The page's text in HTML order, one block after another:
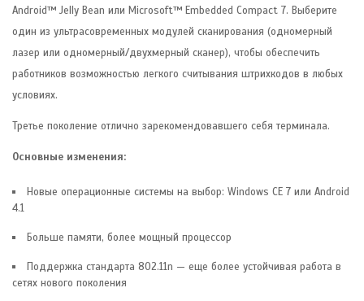
Android™ Jelly Bean или Microsoft™ Embedded Compact 7. Выберите
один из ультрасовременных модулей сканирования (одномерный
лазер или одномерный/двухмерный сканер), чтобы обеспечить
работников возможностью легкого считывания штрихкодов в любых
условиях.
Третье поколение отлично зарекомендовавшего себя терминала.
Основные изменения:
Новые операционные системы на выбор: Windows CE 7 или Android
4.1
Больше памяти, более мощный процессор
Поддержка стандарта 802.11n — еще более устойчивая работа в
сетях нового поколения